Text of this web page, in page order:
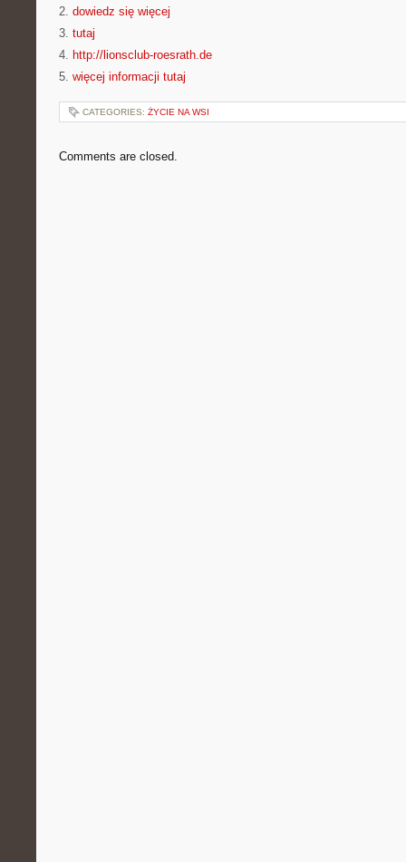
2. dowiedz się więcej
3. tutaj
4. http://lionsclub-roesrath.de
5. więcej informacji tutaj
CATEGORIES: ŻYCIE NA WSI
Comments are closed.